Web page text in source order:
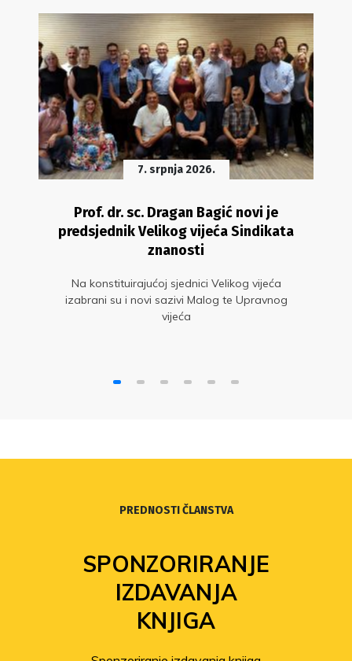
7. srpnja 2026.
Prof. dr. sc. Dragan Bagić novi je
predsjednik Velikog vijeća Sindikata
znanosti
Na konstituirajućoj sjednici Velikog vijeća
izabrani su i novi sazivi Malog te Upravnog
vijeća
PREDNOSTI ČLANSTVA
SPONZORIRANJE
IZDAVANJA
KNJIGA